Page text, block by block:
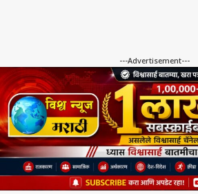
---Advertisement---